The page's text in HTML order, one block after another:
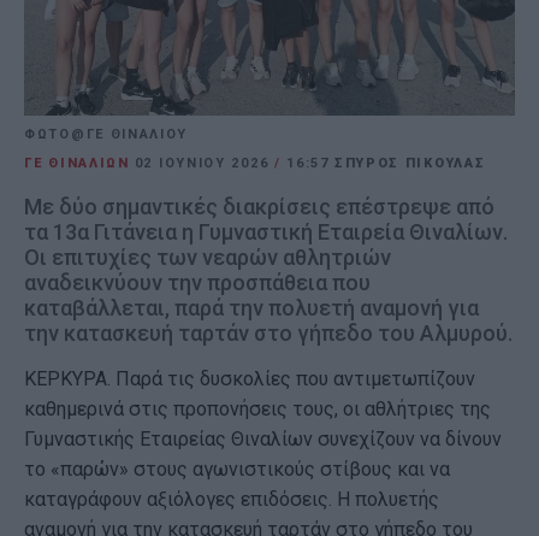
ΦΩΤΟ@ΓΕ ΘΙΝΑΛΙΟΥ
ΓΕ ΘΙΝΑΛΙΩΝ 02 ΙΟΥΝΊΟΥ 2026 / 16:57 ΣΠΥΡΟΣ ΠΙΚΟΥΛΑΣ
Με δύο σημαντικές διακρίσεις επέστρεψε από
τα 13α Γιτάνεια η Γυμναστική Εταιρεία Θιναλίων.
Οι επιτυχίες των νεαρών αθλητριών
αναδεικνύουν την προσπάθεια που
καταβάλλεται, παρά την πολυετή αναμονή για
την κατασκευή ταρτάν στο γήπεδο του Αλμυρού.
ΚΕΡΚΥΡΑ. Παρά τις δυσκολίες που αντιμετωπίζουν
καθημερινά στις προπονήσεις τους, οι αθλήτριες της
Γυμναστικής Εταιρείας Θιναλίων συνεχίζουν να δίνουν
το «παρών» στους αγωνιστικούς στίβους και να
καταγράφουν αξιόλογες επιδόσεις. Η πολυετής
αναμονή για την κατασκευή ταρτάν στο γήπεδο του